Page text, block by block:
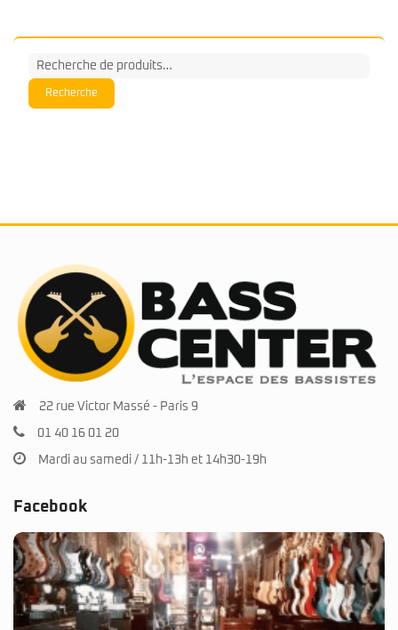
Recherche
pour :
Recherche
22 rue Victor Massé - Paris 9
01 40 16 01 20
Mardi au samedi / 11h-13h et 14h30-19h
Facebook